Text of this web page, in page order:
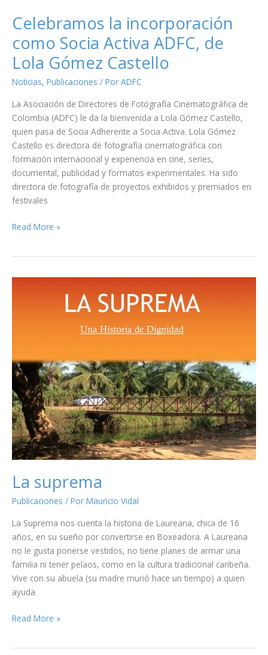
de
Fotografía
de
la
película
nominada
al
Oscar
“The
Voice
of
Hind
Rajab”
Celebramos la incorporación
como Socia Activa ADFC, de
Lola Gómez Castello
Noticias, Publicaciones / Por ADFC
La Asociación de Directores de Fotografía Cinematográfica de
Colombia (ADFC) le da la bienvenida a Lola Gómez Castello,
quien pasa de Socia Adherente a Socia Activa. Lola Gómez
Castello es directora de fotografía cinematográfica con
formación internacional y experiencia en cine, series,
documental, publicidad y formatos experimentales. Ha sido
directora de fotografía de proyectos exhibidos y premiados en
festivales
Celebramos
incorporación
Socia
Castello
Read More »
La suprema
Publicaciones / Por Mauricio Vidal
La Suprema nos cuenta la historia de Laureana, chica de 16
años, en su sueño por convertirse en Boxeadora. A Laureana
no le gusta ponerse vestidos, no tiene planes de armar una
familia ni tener pelaos, como en la cultura tradicional caribeña.
Vive con su abuela (su madre murió hace un tiempo) a quien
ayuda
La
Read More »